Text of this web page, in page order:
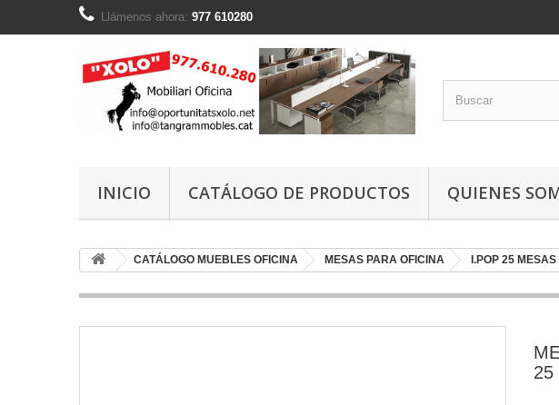
Llámenos ahora: 977 610280
INICIO CATÁLOGO DE PRODUCTOS QUIENES
CATÁLOGO MUEBLES OFICINA MESAS PARA OFICINA I.POP 25
25